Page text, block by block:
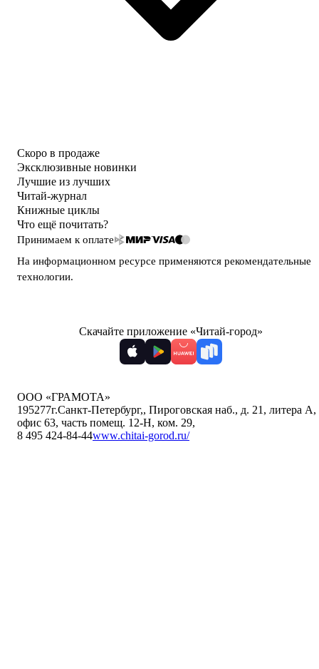
Скоро в продаже
Эксклюзивные новинки
Лучшие из лучших
Читай-журнал
Книжные циклы
Что ещё почитать?
Принимаем к оплате
На информационном ресурсе применяются рекомендательные
технологии.
Скачайте приложение «Читай-город»
ООО «ГРАМОТА»
195277г.Санкт-Петербург,, Пироговская наб., д. 21, литера А,
офис 63, часть помещ. 12-Н, ком. 29,
8 495 424-84-44www.chitai-gorod.ru/